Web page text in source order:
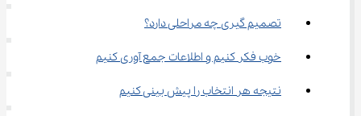
تصمیم گیری چه مراحلی دارد؟
خوب فکر کنیم و اطلاعات جمع آوری کنیم
نتیجه هر انتخاب را پیش بینی کنیم